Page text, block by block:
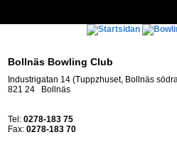
Bollnäs Bowling Club
Industrigatan 14 (Tuppzhuset, Bollnäs
821 24 Bollnäs
Tel: 0278-183 75
Fax: 0278-183 70